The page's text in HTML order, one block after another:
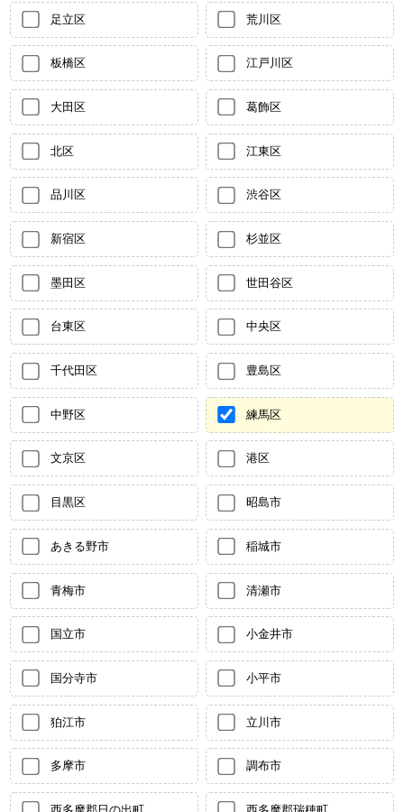
足立区 荒川区
板橋区 江戸川区
大田区 葛飾区
北区 江東区
品川区 渋谷区
新宿区 杉並区
墨田区 世田谷区
台東区 中央区
千代田区 豊島区
中野区 練馬区
文京区 港区
目黒区 昭島市
あきる野市 稲城市
青梅市 清瀬市
国立市 小金井市
国分寺市 小平市
狛江市 立川市
多摩市 調布市